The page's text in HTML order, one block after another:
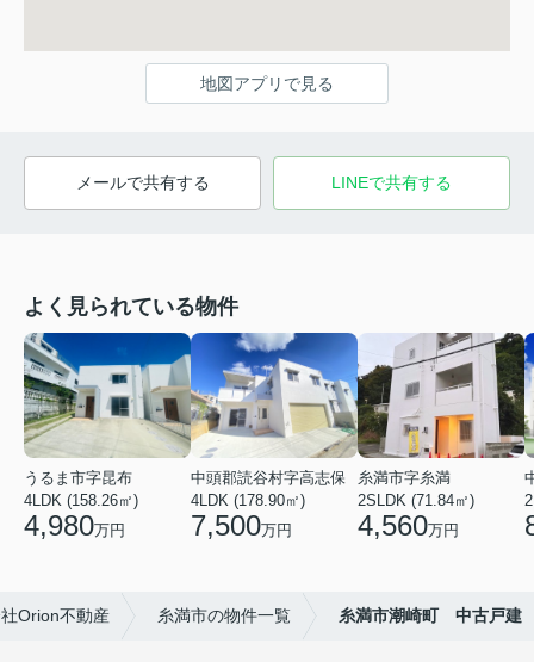
地図アプリで見る
メールで共有する LINEで共有する
よく見られている物件
うるま市字昆布
4LDK (158.26㎡)
4,980万円
中頭郡読谷村字高志保
4LDK (178.90㎡)
7,500万円
糸満市字糸満
2SLDK (71.84㎡)
4,560万円
Orion不動産 糸満市の物件一覧 糸満市潮崎町 中古戸建